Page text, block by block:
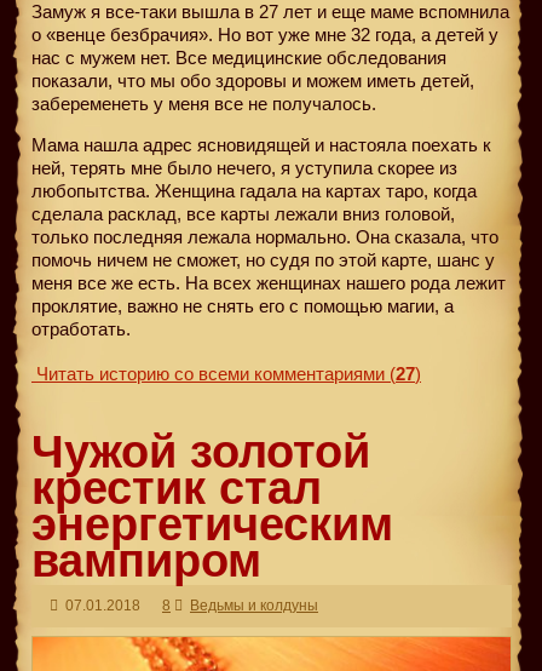
Замуж я все-таки вышла в 27 лет и еще маме вспомнила
о «венце безбрачия». Но вот уже мне 32 года, а детей у
нас с мужем нет. Все медицинские обследования
показали, что мы обо здоровы и можем иметь детей,
забеременеть у меня все не получалось.
Мама нашла адрес ясновидящей и настояла поехать к
ней, терять мне было нечего, я уступила скорее из
любопытства. Женщина гадала на картах таро, когда
сделала расклад, все карты лежали вниз головой,
только последняя лежала нормально. Она сказала, что
помочь ничем не сможет, но судя по этой карте, шанс у
меня все же есть. На всех женщинах нашего рода лежит
проклятие, важно не снять его с помощью магии, а
отработать.
Читать историю со всеми комментариями (27)
Чужой золотой
крестик стал
энергетическим
вампиром
07.01.2018 8 Ведьмы и колдуны